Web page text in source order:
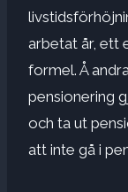
arbetat år, ett
formel. Å
pensionering
och ta ut
att inte gå i